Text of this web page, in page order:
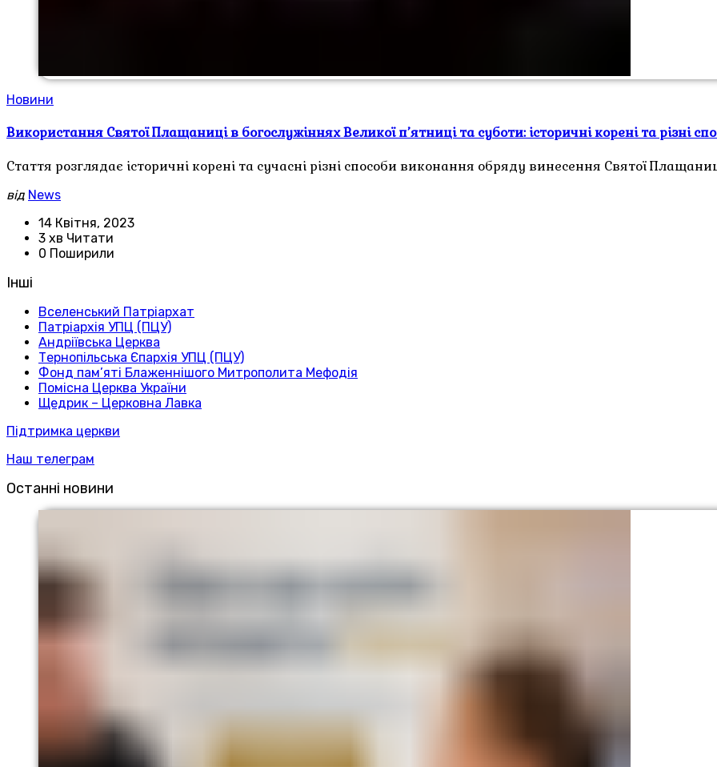
Новини
Використання Святої Плащаниці в богослужіннях Великої п’ятниці та суботи: історичні корені та різні
Стаття розглядає історичні корені та сучасні різні способи виконання обряду винесення Святої
від News
14 Квітня, 2023
3 хв Читати
0 Поширили
Інші
Вселенський Патріархат
Патріархія УПЦ (ПЦУ)
Андріївська Церква
Тернопільська Єпархія УПЦ (ПЦУ)
Фонд пам’яті Блаженнішого Митрополита Мефодія
Помісна Церква України
Щедрик – Церковна Лавка
Підтримка церкви
Наш телеграм
Останні новини